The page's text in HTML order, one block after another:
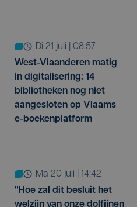
di 21 juli | 08:57
West-Vlaanderen matig
in digitalisering: 14
bibliotheken nog niet
aangesloten op Vlaams
e-boekenplatform
ma 20 juli | 14:42
"Hoe zal dit besluit het
welzijn van onze dolfijnen